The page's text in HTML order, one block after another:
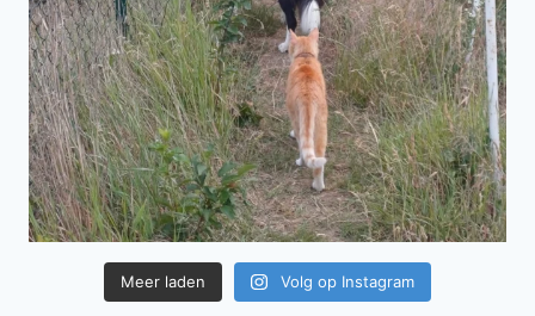
Meer laden Volg op Instagram